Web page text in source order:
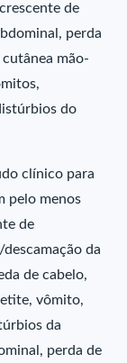
de
perda
mão-
do
clínico para
pelo menos
de
da
de cabelo,
vômito,
da
perda de